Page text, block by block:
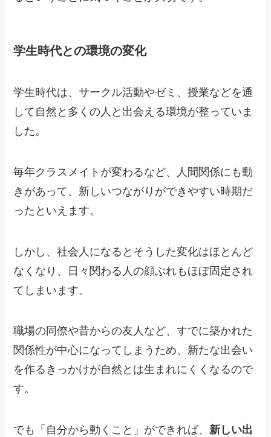
学生時代との環境の変化
学生時代は、サークル活動やゼミ、授業などを通
して自然と多くの人と出会える環境が整っていま
した。
毎年クラスメイトが変わるなど、人間関係にも動
きがあって、新しいつながりができやすい時期だ
ったといえます。
しかし、社会人になるとそうした変化はほとんど
なくなり、日々関わる人の顔ぶれもほぼ固定され
てしまいます。
職場の同僚や昔からの友人など、すでに築かれた
関係性が中心になってしまうため、新たな出会い
を作るきっかけが自然とは生まれにくくなるので
す。
でも「自分から動くこと」ができれば、新しい出